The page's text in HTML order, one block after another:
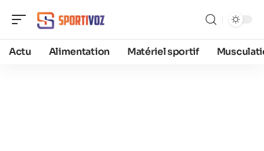
Actu Alimentation Matériel sportif